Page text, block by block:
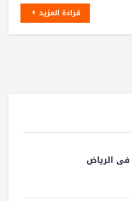
قراءة المزيد
الرياض